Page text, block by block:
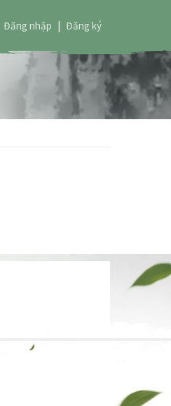
Đăng nhập | Đăng ký